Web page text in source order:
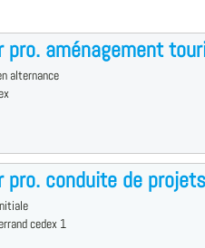
pro. aménagement
alternance
pro. conduite de
cedex 1